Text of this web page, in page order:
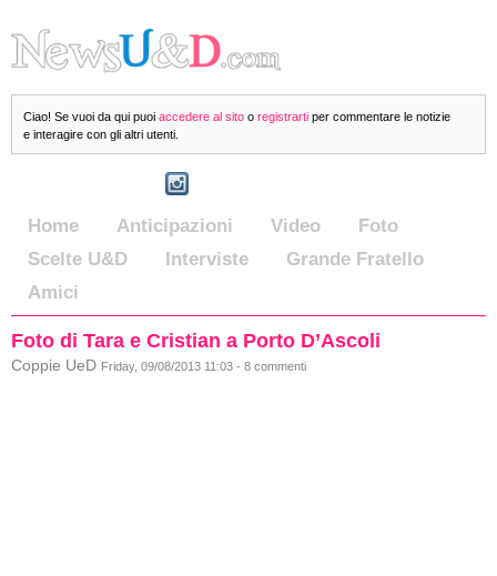
Ciao! Se vuoi da qui puoi accedere al sito o registrarti per commentare le notizie
e interagire con gli altri utenti.
Home Anticipazioni Video
Foto
Scelte U&D
Interviste
Grande Fratello
Amici
Foto di Tara e Cristian a Porto D’Ascoli
Coppie UeD Friday, 09/08/2013 11:03 - 8 commenti